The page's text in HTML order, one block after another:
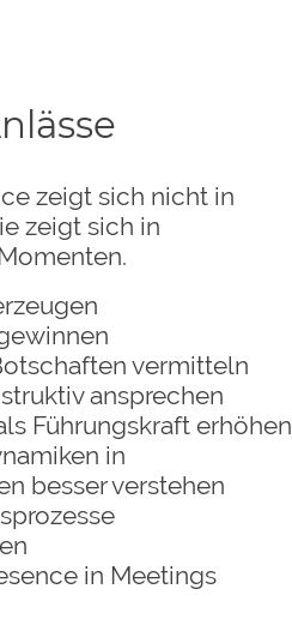
zeigt sich nicht in
zeigt sich in
vermitteln
ansprechen
Führungskraft erhöhen
in
besser verstehen
in Meetings